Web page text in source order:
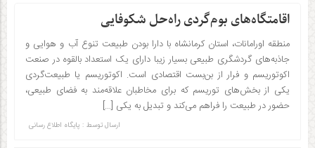
اقامتگاه‌های بوم‌گردی راه‌حل شکوفایی
منطقه اورامانات، استان کرمانشاه با دارا بودن طبیعت تنوع آب و هوایی و
جاذبه‌های گردشگری طبیعی بسیار زیبا دارای یک استعداد بالقوه در صنعت
اکوتوریسم و فرار از بن‌بست اقتصادی است. اکوتوریسم یا طبیعت‌گردی
یکی از بخش‌های توریسم که برای مخاطبان علاقه‌مند به فضای طبیعی،
حضور در طبیعت را فراهم می‌کند و تبدیل به یکی […]
ارسال توسط : پایگاه اطلاع رسانی